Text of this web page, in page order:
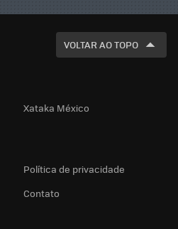
VOLTAR AO TOPO
Xataka México
Política de privacidade
Contato